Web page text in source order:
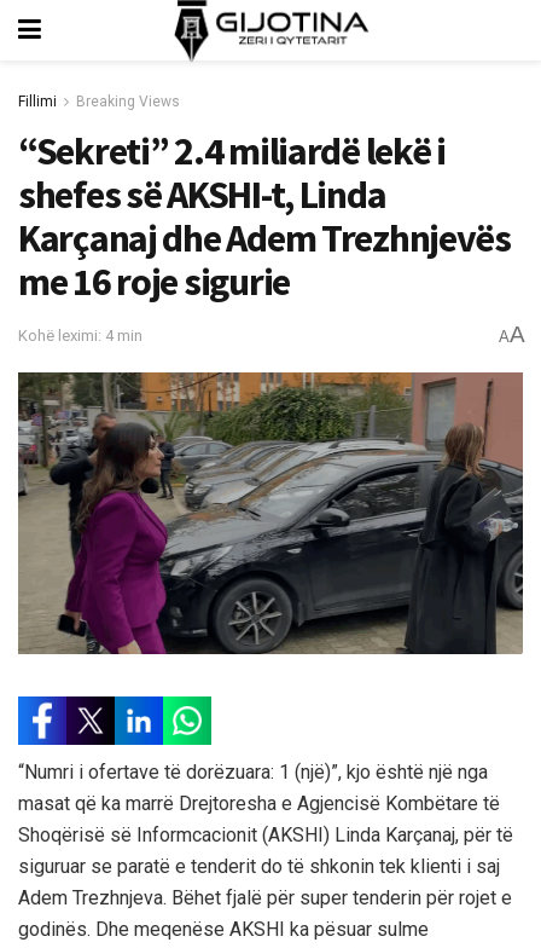
Fillimi Breaking Views
“Sekreti” 2.4 miliardë lekë i
shefes së AKSHI-t, Linda
Karçanaj dhe Adem Trezhnjevës
me 16 roje sigurie
Kohë leximi: 4 min AA
“Numri i ofertave të dorëzuara: 1 (një)”, kjo është një nga
masat që ka marrë Drejtoresha e Agjencisë Kombëtare të
Shoqërisë së Informcacionit (AKSHI) Linda Karçanaj, për të
siguruar se paratë e tenderit do të shkonin tek klienti i saj
Adem Trezhnjeva. Bëhet fjalë për super tenderin për rojet e
godinës. Dhe meqenëse AKSHI ka pësuar sulme